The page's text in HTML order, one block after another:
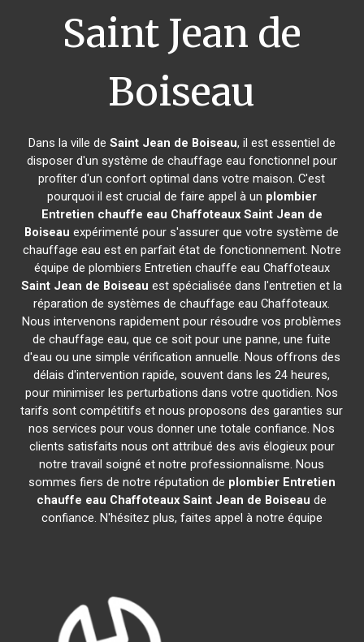
Saint Jean de
Boiseau
Dans la ville de Saint Jean de Boiseau, il est essentiel de
disposer d'un système de chauffage eau fonctionnel pour
profiter d'un confort optimal dans votre maison. C'est
pourquoi il est crucial de faire appel à un plombier
Entretien chauffe eau Chaffoteaux Saint Jean de
Boiseau expérimenté pour s'assurer que votre système de
chauffage eau est en parfait état de fonctionnement. Notre
équipe de plombiers Entretien chauffe eau Chaffoteaux
Saint Jean de Boiseau est spécialisée dans l'entretien et la
réparation de systèmes de chauffage eau Chaffoteaux.
Nous intervenons rapidement pour résoudre vos problèmes
de chauffage eau, que ce soit pour une panne, une fuite
d'eau ou une simple vérification annuelle. Nous offrons des
délais d'intervention rapide, souvent dans les 24 heures,
pour minimiser les perturbations dans votre quotidien. Nos
tarifs sont compétitifs et nous proposons des garanties sur
nos services pour vous donner une totale confiance. Nos
clients satisfaits nous ont attribué des avis élogieux pour
notre travail soigné et notre professionnalisme. Nous
sommes fiers de notre réputation de plombier Entretien
chauffe eau Chaffoteaux Saint Jean de Boiseau de
confiance. N'hésitez plus, faites appel à notre équipe